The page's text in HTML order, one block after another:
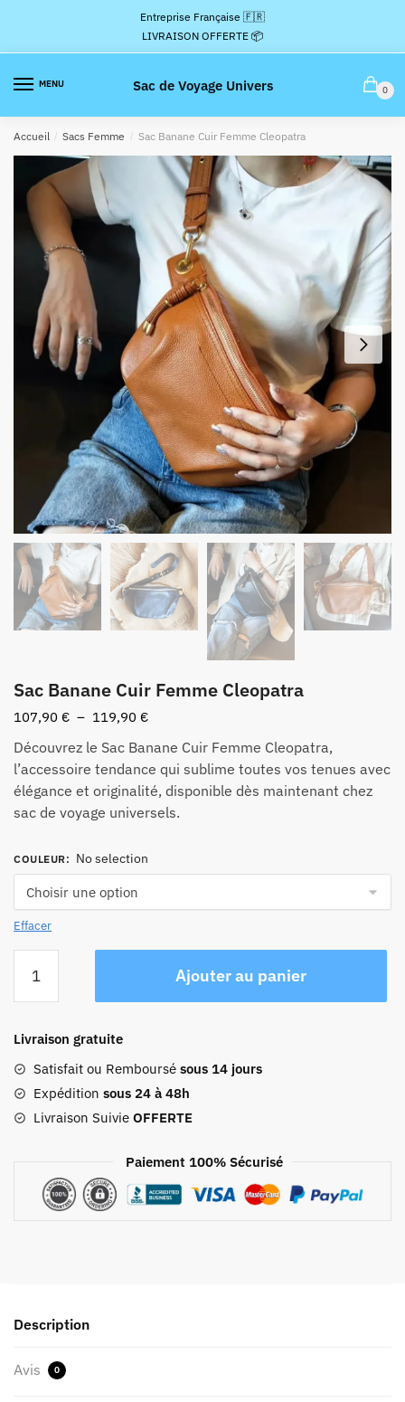
la
navigation
contenu
Entreprise Française 🇫🇷
LIVRAISON OFFERTE 📦
MENU Sac de Voyage Univers 0
Accueil / Sacs Femme / Sac Banane Cuir Femme Cleopatra
Sac Banane Cuir Femme Cleopatra
107,90 € – 119,90 €Plage
prix :
107,90 €
à
119,90 €
Découvrez le Sac Banane Cuir Femme Cleopatra,
l’accessoire tendance qui sublime toutes vos tenues avec
élégance et originalité, disponible dès maintenant chez
sac de voyage universels.
COULEUR: No selection
Effacer
Sac
Cuir
Femme
Cleopatra
Ajouter au panier
Livraison gratuite
Satisfait ou Remboursé sous 14 jours
Expédition sous 24 à 48h
Livraison Suivie OFFERTE
Paiement 100% Sécurisé
Description
Avis 0